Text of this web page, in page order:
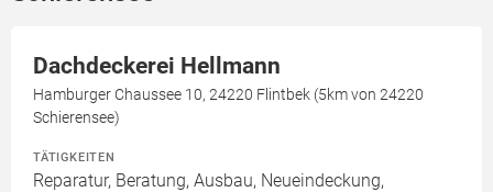
Dachdeckerei Hellmann
Hamburger Chaussee 10, 24220 Flintbek (5km von 24220
Schierensee)
TÄTIGKEITEN
Reparatur, Beratung, Ausbau, Neueindeckung,